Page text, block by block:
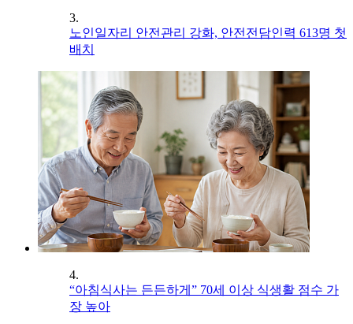
3.
노인일자리 안전관리 강화, 안전전담인력 613명 첫
배치
4.
“아침식사는 든든하게” 70세 이상 식생활 점수 가
장 높아